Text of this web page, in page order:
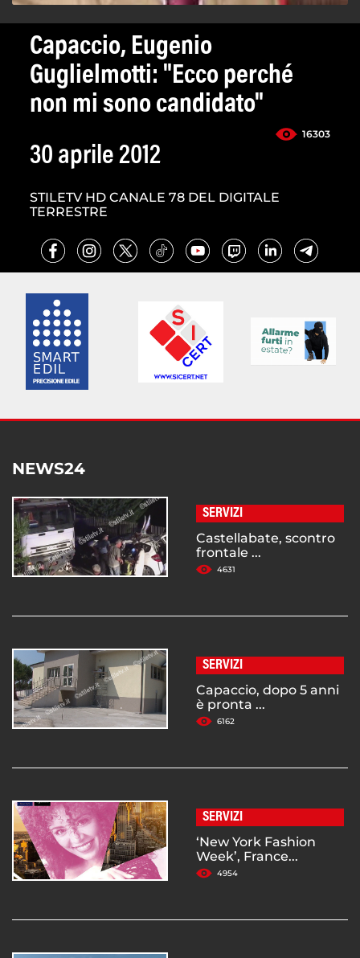
Capaccio, Eugenio
Guglielmotti: "Ecco perché
non mi sono candidato"
16303
30 aprile 2012
STILETV HD CANALE 78 DEL DIGITALE
TERRESTRE
NEWS24
SERVIZI
Castellabate, scontro
frontale ...
4631
SERVIZI
Capaccio, dopo 5 anni
è pronta ...
6162
SERVIZI
‘New York Fashion
Week’, France...
4954